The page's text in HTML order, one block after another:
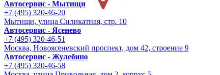
Автосервис - Мытищи
+7 (495) 320-46-20
Мытищи, улица Силикатная, стр. 10
Автосервис - Ясенево
+7 (495) 320-46-51
Москва, Новоясеневский проспект, дом 42, строение 9
Автосервис - Жулебино
+7 (495) 320-46-58